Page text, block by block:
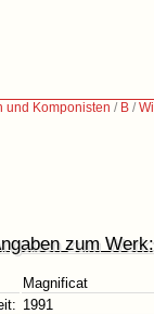
und Komponisten / B /
zum Werk:
Magnificat
1991